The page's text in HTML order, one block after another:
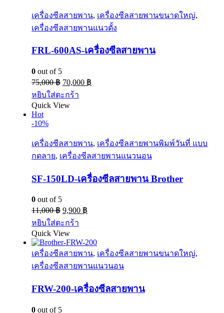
เครื่องซีลสายพาน, เครื่องซีลสายพานขนาดใหญ่,
เครื่องซีลสายพานแนวตั้ง
FRL-600AS-เครื่องซีลสายพาน
0 out of 5
75,000฿ 70,000 ฿
หยิบใส่ตะกร้า
Quick View
Hot
-10%
เครื่องซีลสายพาน, เครื่องซีลสายพานพิมพ์วันที่ แบบ
กดลาย, เครื่องซีลสายพานแนวนอน
SF-150LD-เครื่องซีลสายพาน Brother
0 out of 5
11,000฿ 9,900 ฿
หยิบใส่ตะกร้า
Quick View
เครื่องซีลสายพาน, เครื่องซีลสายพานขนาดใหญ่,
เครื่องซีลสายพานแนวนอน
FRW-200-เครื่องซีลสายพาน
0 out of 5